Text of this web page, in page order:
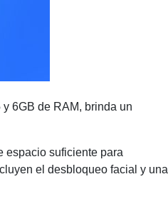
6GB de RAM, brinda un
espacio suficiente para
el desbloqueo facial y una